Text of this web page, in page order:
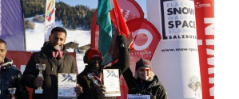
für Äthiopien und
den Afrikanischen
2025 in
St. Johann